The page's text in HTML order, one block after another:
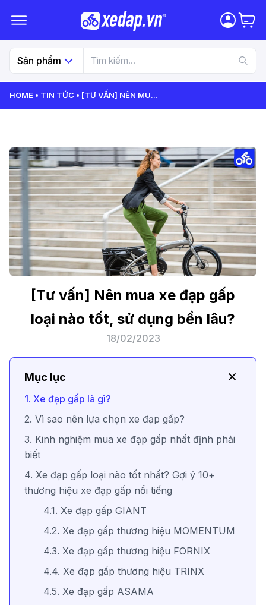
Sản phẩm
HOME TIN TỨC [TƯ VẤN] NÊN MU...
[Tư vấn] Nên mua xe đạp gấp
loại nào tốt, sử dụng bền lâu?
18/02/2023
Mục lục
1. Xe đạp gấp là gì?
2. Vì sao nên lựa chọn xe đạp gấp?
3. Kinh nghiệm mua xe đạp gấp nhất định phải
biết
4. Xe đạp gấp loại nào tốt nhất? Gợi ý 10+
thương hiệu xe đạp gấp nổi tiếng
4.1. Xe đạp gấp GIANT
4.2. Xe đạp gấp thương hiệu MOMENTUM
4.3. Xe đạp gấp thương hiệu FORNIX
4.4. Xe đạp gấp thương hiệu TRINX
4.5. Xe đạp gấp ASAMA